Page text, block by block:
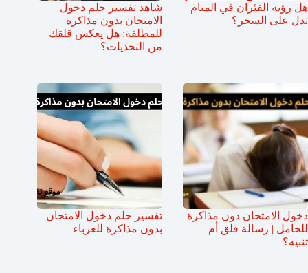
هل رؤية الفئران في المنام
تدل على السحر؟
شاهد تفسير حلم دخول
الامتحان بدون مذاكرة
للمطلقة: هل يعكس قلقك
من التحديات؟
دخول الامتحان دون مذاكرة
للحامل | رسالة قلق أم
تنبيه؟
تفسير حلم دخول الامتحان
بدون مذاكرة للعزباء